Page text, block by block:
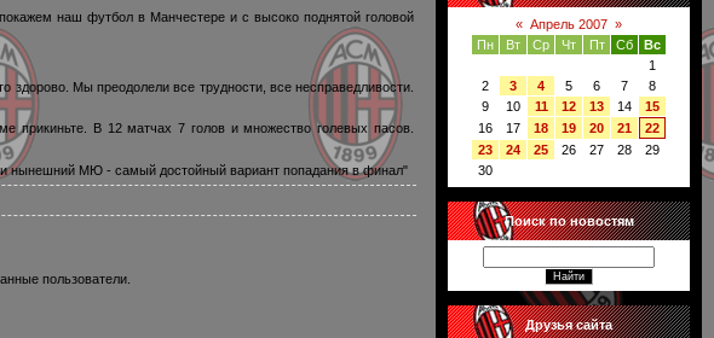
наш футбол в Манчестере и с высоко поднятой головой
Мы преодолели все трудности, все несправедливости.
прикиньте. В 12 матчах 7 голов и множество голевых пасов.
нынешний МЮ - самый достойный вариант попадания в финал"
пользователи.
« Апрель 2007 »
Пн
Вт Ср Чт Пт Сб
Вс
1
2
3 4 5 6 7
8
9
10 11 12 13 14
15
16
17 18 19 20 21
22
23
24 25 26 27 28
29
30
Поиск по новостям
Друзья сайта